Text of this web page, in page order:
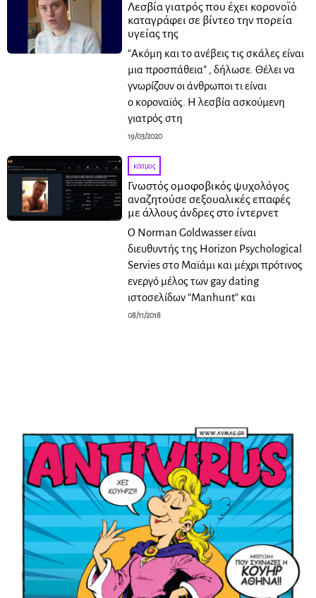
Λεσβία γιατρός που έχει κορονοϊό
καταγράφει σε βίντεο την πορεία
υγείας της
“Ακόμη και το ανέβεις τις σκάλες είναι
μια προσπάθεια” , δήλωσε. Θέλει να
γνωρίζουν οι άνθρωποι τι είναι
ο κοροναϊός. Η λεσβία ασκούμενη
γιατρός στη
19/03/2020
κόσμος
Γνωστός ομοφοβικός ψυχολόγος
αναζητούσε σεξουαλικές επαφές
με άλλους άνδρες στο ίντερνετ
Ο Norman Goldwasser είναι
διευθυντής της Horizon Psychological
Servies στο Μαϊάμι και μέχρι πρότινος
ενεργό μέλος των gay dating
ιστοσελίδων “Manhunt” και
08/11/2018